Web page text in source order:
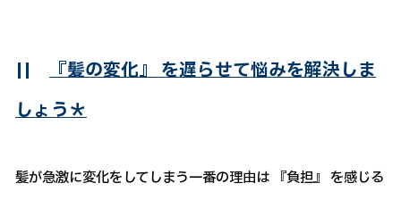
|| 『髪の変化』 を遅らせて悩みを解決しま
しょう＊
髪が急激に変化をしてしまう一番の理由は 『負担』 を感じる